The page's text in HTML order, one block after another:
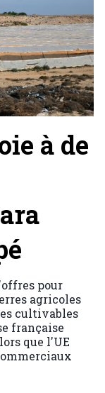
à de
pour
agricoles
cultivables
française
que l'UE